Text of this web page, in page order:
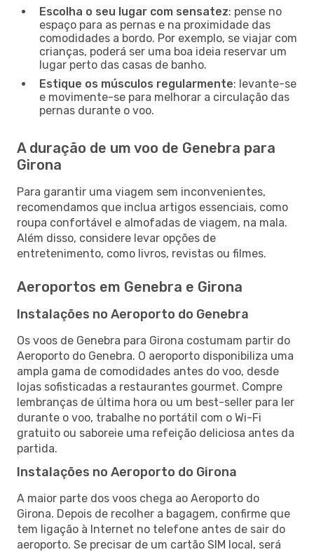
Escolha o seu lugar com sensatez: pense no
espaço para as pernas e na proximidade das
comodidades a bordo. Por exemplo, se viajar com
crianças, poderá ser uma boa ideia reservar um
lugar perto das casas de banho.
Estique os músculos regularmente: levante-se
e movimente-se para melhorar a circulação das
pernas durante o voo.
A duração de um voo de Genebra para
Girona
Para garantir uma viagem sem inconvenientes,
recomendamos que inclua artigos essenciais, como
roupa confortável e almofadas de viagem, na mala.
Além disso, considere levar opções de
entretenimento, como livros, revistas ou filmes.
Aeroportos em Genebra e Girona
Instalações no Aeroporto do Genebra
Os voos de Genebra para Girona costumam partir do
Aeroporto do Genebra. O aeroporto disponibiliza uma
ampla gama de comodidades antes do voo, desde
lojas sofisticadas a restaurantes gourmet. Compre
lembranças de última hora ou um best-seller para ler
durante o voo, trabalhe no portátil com o Wi-Fi
gratuito ou saboreie uma refeição deliciosa antes da
partida.
Instalações no Aeroporto do Girona
A maior parte dos voos chega ao Aeroporto do
Girona. Depois de recolher a bagagem, confirme que
tem ligação à Internet no telefone antes de sair do
aeroporto. Se precisar de um cartão SIM local, será